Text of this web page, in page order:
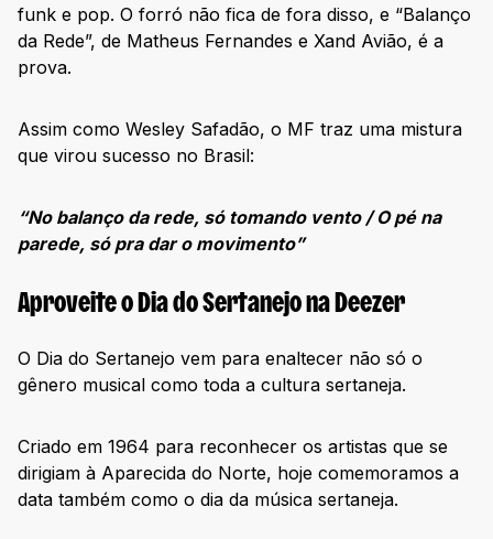
funk e pop. O forró não fica de fora disso, e “Balanço
da Rede”, de Matheus Fernandes e Xand Avião, é a
prova.
Assim como Wesley Safadão, o MF traz uma mistura
que virou sucesso no Brasil:
“No balanço da rede, só tomando vento / O pé na
parede, só pra dar o movimento”
Aproveite o Dia do Sertanejo na Deezer
O Dia do Sertanejo vem para enaltecer não só o
gênero musical como toda a cultura sertaneja.
Criado em 1964 para reconhecer os artistas que se
dirigiam à Aparecida do Norte, hoje comemoramos a
data também como o dia da música sertaneja.